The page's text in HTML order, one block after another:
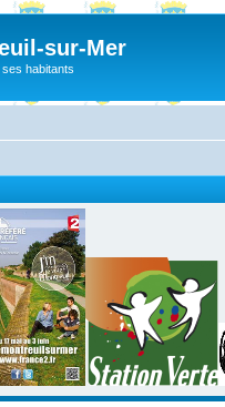
sur-Mer
habitants